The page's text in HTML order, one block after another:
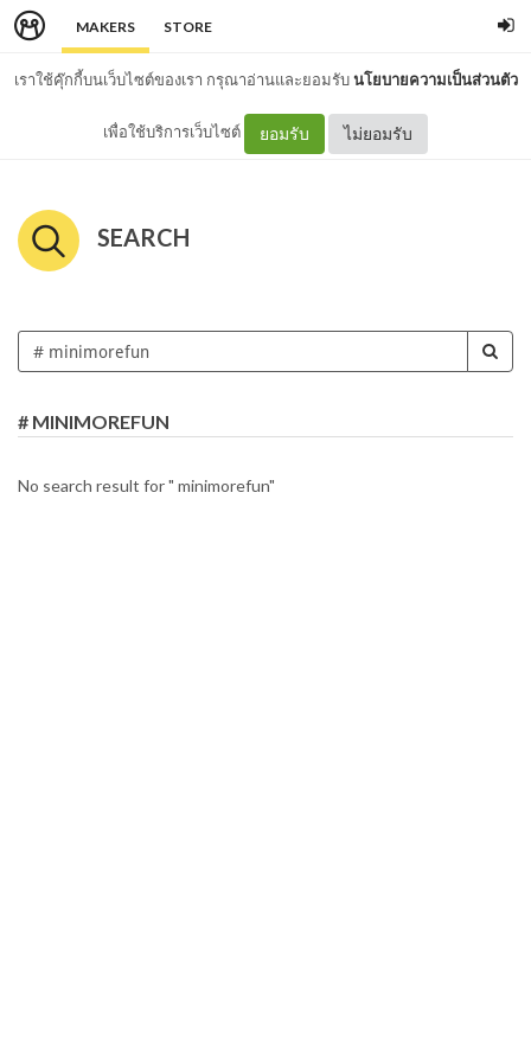
MAKERS STORE
เราใช้คุ๊กกี้บนเว็บไซต์ของเรา กรุณาอ่านและยอมรับนโยบายความเป็นส่วนตัว
เพื่อใช้บริการเว็บไซต์ ยอมรับ ไม่ยอมรับ
SEARCH
# MINIMOREFUN
No search result for " minimorefun"